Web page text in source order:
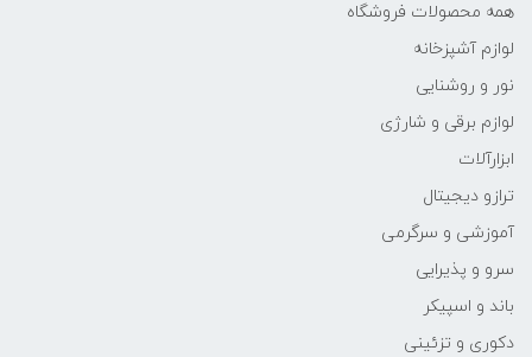
همه محصولات فروشگاه
لوازم آشپزخانه
نور و روشنایی
لوازم برقی و شارژی
ابزارآلات
ترازو دیجیتال
آموزشی و سرگرمی
سرو و پذیرایی
باند و اسپیکر
دکوری و تزئینی